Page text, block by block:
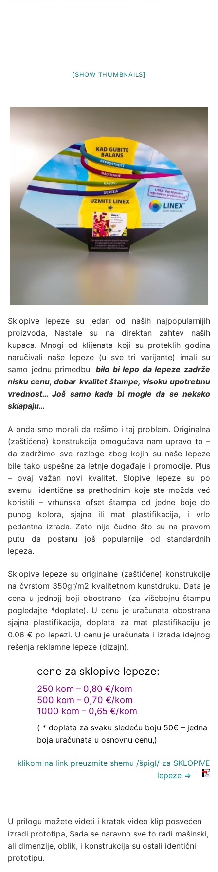
[SHOW THUMBNAILS]
Sklopive lepeze su jedan od naših najpopularnijih
proizvoda, Nastale su na direktan zahtev naših
kupaca. Mnogi od klijenata koji su proteklih godina
naručivali naše lepeze (u sve tri varijante) imali su
samo jednu primedbu: bilo bi lepo da lepeze zadrže
nisku cenu, dobar kvalitet štampe, visoku upotrebnu
vrednost… Još samo kada bi mogle da se nekako
sklapaju…
A onda smo morali da rešimo i taj problem. Originalna
(zaštićena) konstrukcija omogućava nam upravo to –
da zadržimo sve razloge zbog kojih su naše lepeze
bile tako uspešne za letnje događaje i promocije. Plus
– ovaj važan novi kvalitet. Slopive lepeze su po
svemu identične sa prethodnim koje ste možda već
koristili – vrhunska ofset štampa od jedne boje do
punog kolora, sjajna ili mat plastifikacija, i vrlo
pedantna izrada. Zato nije čudno što su na pravom
putu da postanu još popularnije od standardnih
lepeza.
Sklopive lepeze su originalne (zaštićene) konstrukcije
na čvrstom 350gr/m2 kvalitetnom kunstdruku. Data je
cena u jednojj boji obostrano (za višebojnu štampu
pogledajte *doplate). U cenu je uračunata obostrana
sjajna plastifikacija, doplata za mat plastifikaciju je
0.06 € po lepezi. U cenu je uračunata i izrada idejnog
rešenja reklamne lepeze (dizajn).
cene za sklopive lepeze:
250 kom – 0,80 €/kom
500 kom – 0,70 €/kom
1000 kom – 0,65 €/kom
( * doplata za svaku sledeću boju 50€ – jedna
boja uračunata u osnovnu cenu,)
klikom na link preuzmite shemu /špigl/ za SKLOPIVE
lepeze ⇒
U prilogu možete videti i kratak video klip posvećen
izradi prototipa, Sada se naravno sve to radi mašinski,
ali dimenzije, oblik, i konstrukcija su ostali identični
prototipu.